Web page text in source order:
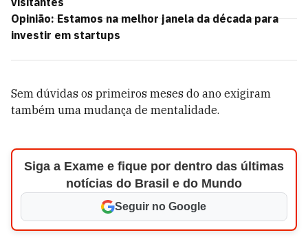
Opinião: Estamos na melhor janela da década para
investir em startups
Sem dúvidas os primeiros meses do ano exigiram
também uma mudança de mentalidade.
Siga a Exame e fique por dentro das últimas
notícias do Brasil e do Mundo
Seguir no Google